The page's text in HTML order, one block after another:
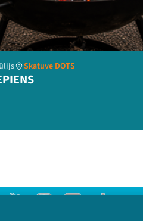
Skatuve DOTS